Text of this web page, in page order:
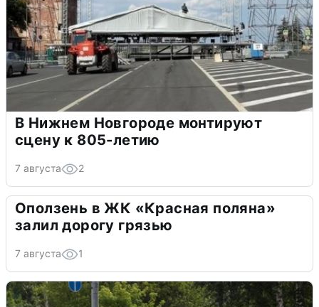
В Нижнем Новгороде монтируют
сцену к 805-летию
7 августа 2
Оползень в ЖК «Красная поляна»
залил дорогу грязью
7 августа 1